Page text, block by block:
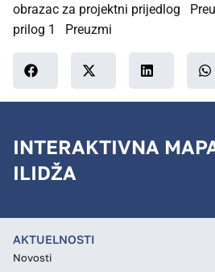
obrazac za projektni prijedlog
prilog 1
Preuzmi
INTERAKTIVNA
ILIDŽA
AKTUELNOSTI
Novosti